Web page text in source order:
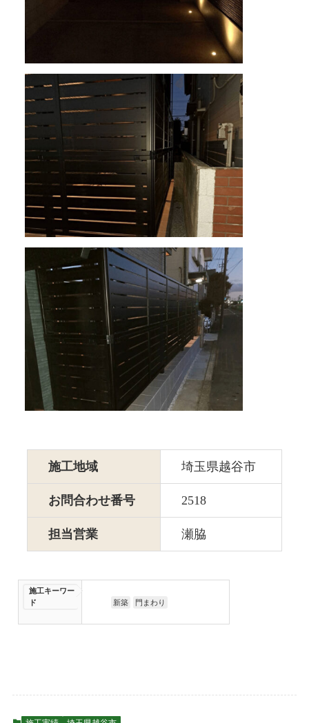
施工地域 埼玉県越谷市
お問合わせ番号 2518
担当営業 瀬脇
施工キーワー
ド
新築 門まわり